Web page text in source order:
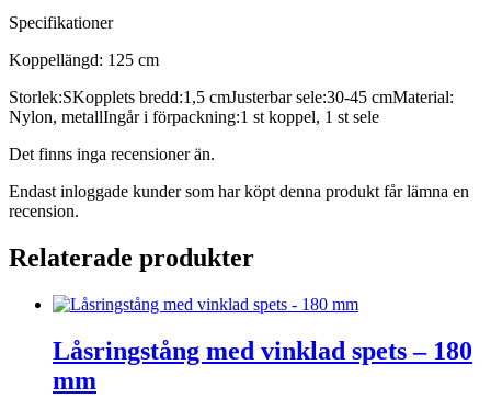
Specifikationer
Koppellängd: 125 cm
Storlek:SKopplets bredd:1,5 cmJusterbar sele:30-45 cmMaterial:
Nylon, metallIngår i förpackning:1 st koppel, 1 st sele
Det finns inga recensioner än.
Endast inloggade kunder som har köpt denna produkt får lämna en
recension.
Relaterade produkter
Låsringstång med vinklad spets – 180
mm